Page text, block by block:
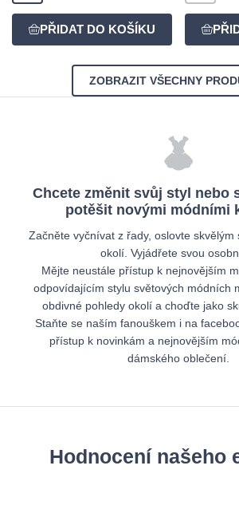
ZOBRAZIT VŠECHNY
Chcete změnit svůj styl nebo
potěšit novými módními
Začněte vyčnívat z řady, oslovte skvělým
okolí. Vyjádřete svou
Mějte neustále přístup k nejnovějším
odpovídajícím stylu světových módních
obdivné pohledy okolí a choďte jako
Staňte se naším fanouškem i na
přístup k novinkám a nejnovějším
dámského oblečení.
Hodnocení našeho